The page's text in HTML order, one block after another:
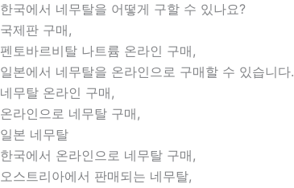
한국에서 네무탈을 어떻게 구할 수 있나요?
국제판 구매,
펜토바르비탈 나트륨 온라인 구매,
일본에서 네무탈을 온라인으로 구매할 수 있습니다.
네무탈 온라인 구매,
온라인으로 네무탈 구매,
일본 네무탈
한국에서 온라인으로 네무탈 구매,
오스트리아에서 판매되는 네무탈,